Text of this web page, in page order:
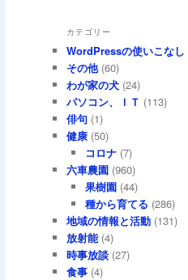
カテゴリー
WordPressの使いこなし
その他(60)
わが家の犬 (24)
パソコン、ＩＴ (113)
俳句 (1)
健康 (50)
コロナ(7)
六車農園 (960)
果樹園(44)
種から育てる (286)
地域の情報と活動 (131)
放射能 (4)
時事放談 (27)
食事 (4)